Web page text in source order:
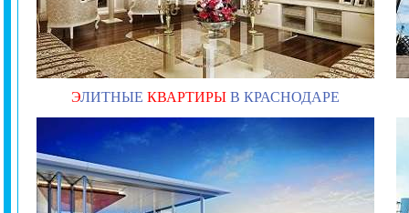
ЭЛИТНЫЕ КВАРТИРЫ В КРАСНОДАРЕ